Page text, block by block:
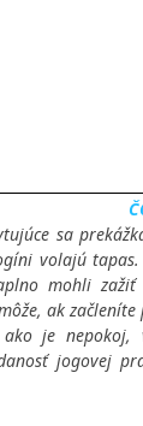
sa
volajú
mohli
ak
je nepokoj,
jogovej